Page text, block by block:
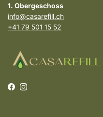
1. Obergeschoss
info@casarefill.ch
+41 79 501 15 52
Facebook
Instagram